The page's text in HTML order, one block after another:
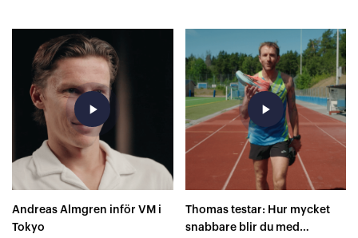
play_arrow
Andreas Almgren inför VM i
Tokyo
play_arrow
Thomas testar: Hur mycket
snabbare blir du med